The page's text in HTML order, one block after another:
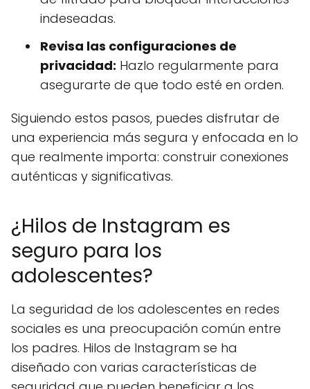
indeseadas.
Revisa las configuraciones de
privacidad: Hazlo regularmente para
asegurarte de que todo esté en orden.
Siguiendo estos pasos, puedes disfrutar de
una experiencia más segura y enfocada en lo
que realmente importa: construir conexiones
auténticas y significativas.
¿Hilos de Instagram es
seguro para los
adolescentes?
La seguridad de los adolescentes en redes
sociales es una preocupación común entre
los padres. Hilos de Instagram se ha
diseñado con varias características de